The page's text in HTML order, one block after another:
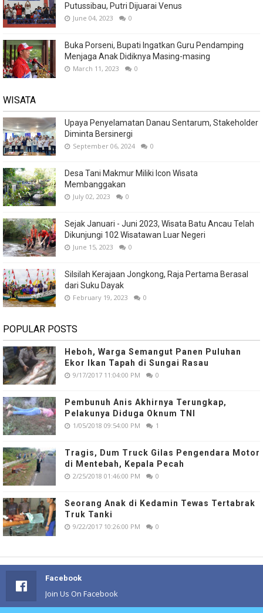
Putussibau, Putri Dijuarai Venus
June 04, 2023 0
Buka Porseni, Bupati Ingatkan Guru Pendamping
Menjaga Anak Didiknya Masing-masing
March 11, 2023 0
WISATA
Upaya Penyelamatan Danau Sentarum, Stakeholder
Diminta Bersinergi
September 06, 2024 0
Desa Tani Makmur Miliki Icon Wisata
Membanggakan
July 02, 2023 0
Sejak Januari - Juni 2023, Wisata Batu Ancau Telah
Dikunjungi 102 Wisatawan Luar Negeri
June 15, 2023 0
Silsilah Kerajaan Jongkong, Raja Pertama Berasal
dari Suku Dayak
February 19, 2023 0
POPULAR POSTS
Heboh, Warga Semangut Panen Puluhan
Ekor Ikan Tapah di Sungai Rasau
9/17/2017 11:04:00 PM 0
Pembunuh Anis Akhirnya Terungkap,
Pelakunya Diduga Oknum TNI
1/05/2018 09:54:00 PM 1
Tragis, Dum Truck Gilas Pengendara Motor
di Mentebah, Kepala Pecah
2/25/2018 01:46:00 PM 0
Seorang Anak di Kedamin Tewas Tertabrak
Truk Tanki
9/22/2017 10:26:00 PM 0
Facebook
Join Us On Facebook